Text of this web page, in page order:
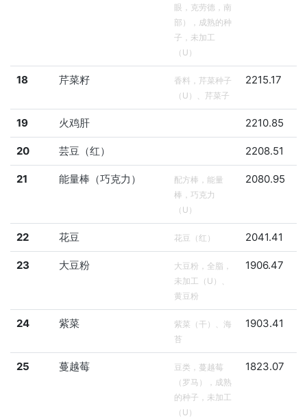
眼，克劳德，南
部），成熟的种
子，未加工
（U）
18 芹菜籽
香料，芹菜种子
（U）、芹菜子
2215.17
19 火鸡肝 2210.85
20 芸豆（红） 2208.51
21 能量棒（巧克力）
配方棒，能量
棒，巧克力
（U）
2080.95
22 花豆 花豆（红） 2041.41
23 大豆粉
大豆粉，全脂，
未加工（U）、
黄豆粉
1906.47
24 紫菜
紫菜（干）、海
苔
1903.41
25 蔓越莓
豆类，蔓越莓
（罗马），成熟
的种子，未加工
（U）
1823.07